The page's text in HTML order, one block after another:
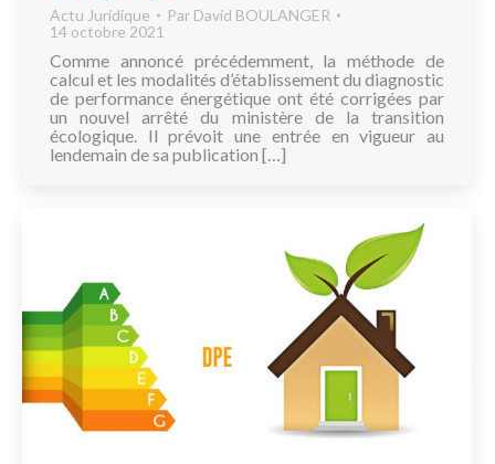
Actu Juridique Par David BOULANGER
14 octobre 2021
Comme annoncé précédemment, la méthode de
calcul et les modalités d’établissement du diagnostic
de performance énergétique ont été corrigées par
un nouvel arrêté du ministère de la transition
écologique. Il prévoit une entrée en vigueur au
lendemain de sa publication […]